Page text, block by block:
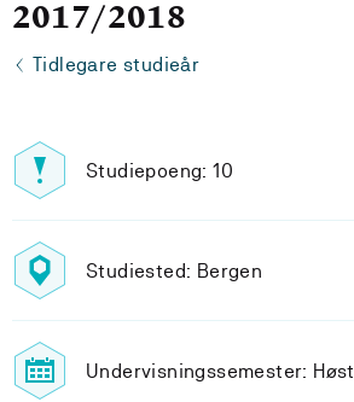
2017/2018
Tidlegare studieår
Studiepoeng: 10
Studiested: Bergen
Undervisningssemester: Høst